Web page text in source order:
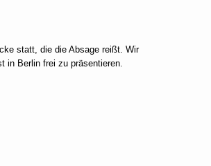
statt, die die Absage reißt. Wir
in Berlin frei zu präsentieren.